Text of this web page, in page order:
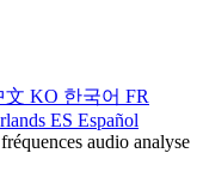
文 KO 한국어 FR
ES Español
audio analyse